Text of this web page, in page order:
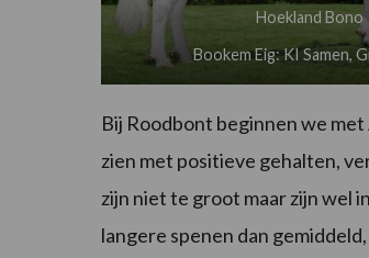
Hoekland Bono
Bookem Eig: KI Samen,
Bij Roodbont beginnen we
zien met positieve gehalten,
zijn niet te groot maar zijn wel
langere spenen dan